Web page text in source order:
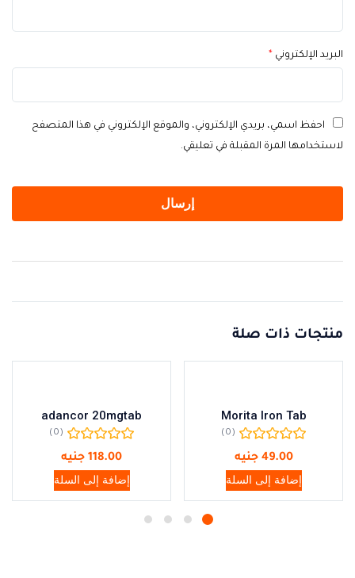
البريد الإلكتروني *
احفظ اسمي، بريدي الإلكتروني، والموقع الإلكتروني في هذا المتصفح
لاستخدامها المرة المقبلة في تعليقي.
منتجات ذات صلة
Morita Iron Tab
(0)
49.00 جنيه
إضافة إلى السلة
adancor 20mgtab
(0)
118.00 جنيه
إضافة إلى السلة